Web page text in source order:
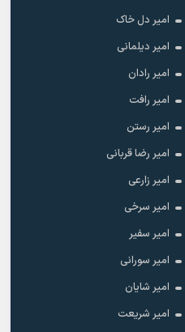
امیر دل خاک
امیر دیلمانی
امیر رادان
امیر رافت
امیر رستن
امیر رضا قربانی
امیر زارعی
امیر سرخی
امیر سفیر
امیر سورانی
امیر شایان
امیر شریعت